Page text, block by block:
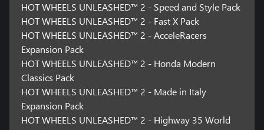
HOT WHEELS UNLEASHED™ 2 - Speed and Style Pack
HOT WHEELS UNLEASHED™ 2 - Fast X Pack
HOT WHEELS UNLEASHED™ 2 - AcceleRacers
Expansion Pack
HOT WHEELS UNLEASHED™ 2 - Honda Modern
Classics Pack
HOT WHEELS UNLEASHED™ 2 - Made in Italy
Expansion Pack
HOT WHEELS UNLEASHED™ 2 - Highway 35 World